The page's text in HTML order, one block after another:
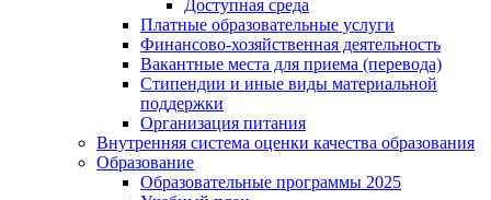
Доступная среда
Платные образовательные услуги
Финансово-хозяйственная деятельность
Вакантные места для приема (перевода)
Стипендии и иные виды материальной
поддержки
Организация питания
Внутренняя система оценки качества образования
Образование
Образовательные программы 2025